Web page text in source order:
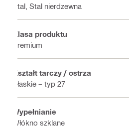
Stal, Stal nierdzewna
Klasa produktu
Premium
Kształt tarczy / ostrza
Płaskie – typ 27
Wypełnianie
Włókno szklane